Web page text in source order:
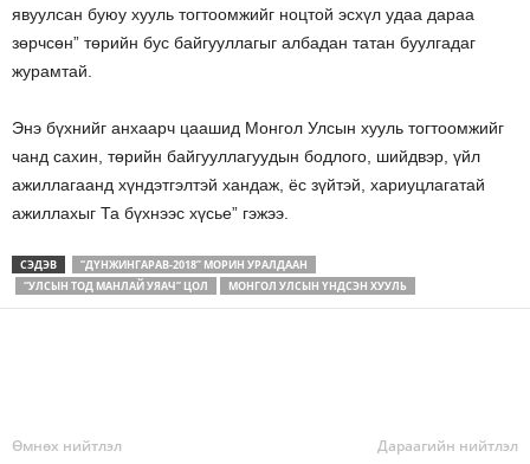
явуулсан буюу хууль тогтоомжийг ноцтой эсхүл удаа дараа
зөрчсөн” төрийн бус байгууллагыг албадан татан буулгадаг
журамтай.
Энэ бүхнийг анхаарч цаашид Монгол Улсын хууль тогтоомжийг
чанд сахин, төрийн байгууллагуудын бодлого, шийдвэр, үйл
ажиллагаанд хүндэтгэлтэй хандаж, ёс зүйтэй, хариуцлагатай
ажиллахыг Та бүхнээс хүсье” гэжээ.
СЭДЭВ
“ДҮНЖИНГАРАВ-2018” МОРИН УРАЛДААН
“УЛСЫН ТОД МАНЛАЙ УЯАЧ” ЦОЛ
МОНГОЛ УЛСЫН ҮНДСЭН ХУУЛЬ
Өмнөх нийтлэл Дараагийн нийтлэл